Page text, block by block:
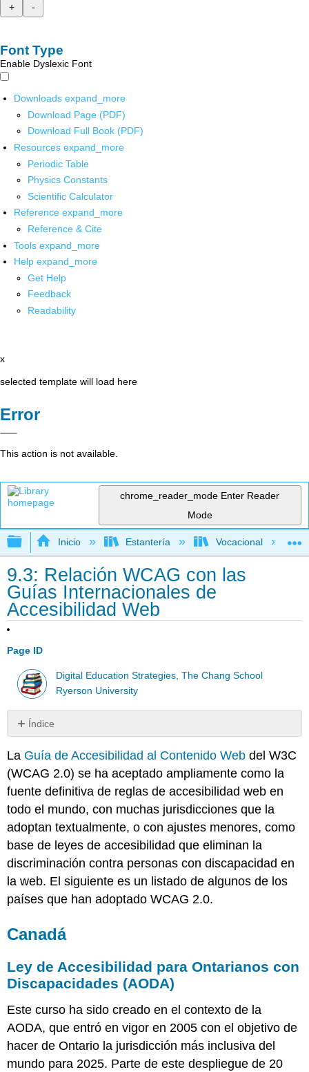
+
-
Font Type
Enable Dyslexic Font
Downloads expand_more
Download Page (PDF)
Download Full Book (PDF)
Resources expand_more
Periodic Table
Physics Constants
Scientific Calculator
Reference expand_more
Reference & Cite
Tools expand_more
Help expand_more
Get Help
Feedback
Readability
x
selected template will load here
Error
This action is not available.
chrome_reader_mode Enter Reader
Mode
Expandir/contraer jerarquía global
Inicio Estantería Vocacional
9.3: Relación WCAG con las
Guías Internacionales de
Accesibilidad Web
Page ID
Digital Education Strategies, The Chang School
Ryerson University
Índice
Ley
de
Accesibilidad
Ontarianos
con
Discapacidades
(AODA)
Estándar
del
Gobierno
sobre
Accesibilidad
2024
Estados
Ley
de
Estadounidenses
La Guía de Accesibilidad al Contenido Web del W3C
(WCAG 2.0) se ha aceptado ampliamente como la
fuente definitiva de reglas de accesibilidad web en
todo el mundo, con muchas jurisdicciones que la
adoptan textualmente, o con ajustes menores, como
base de leyes de accesibilidad que eliminan la
discriminación contra personas con discapacidad en
la web. El siguiente es un listado de algunos de los
países que han adoptado WCAG 2.0.
Canadá
Ley de Accesibilidad para Ontarianos con
Discapacidades (AODA)
Este curso ha sido creado en el contexto de la
AODA, que entró en vigor en 2005 con el objetivo de
hacer de Ontario la jurisdicción más inclusiva del
mundo para 2025. Parte de este despliegue de 20